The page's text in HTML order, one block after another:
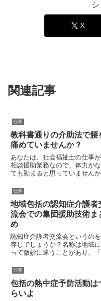
X
関連記事
仕事
教科書通りの介助法で腰
痛めていませんか？
あなたは、社会福祉士の仕事が
相談援助業務なので、体力がな
ても勤まると思っていませんか?
います。私の学生時代にも、ク
スメイトに「社会福祉士は体力
衰えても務まりそうだから」と
う理由で資格取得を目指してい
る...
仕事
地域包括の認知症介護者
流会での集団援助技術ま
め
認知症介護者交流会というの
存じでしょうか？名称は地域に
って微妙に違うことがあり、「
流会」などのところもあります
地域包括支援センターの相談員
主催するこのと多い、認知症高
者を介護する家族同士の交流会
仕事
包括の熱中症予防活動は
らいよ